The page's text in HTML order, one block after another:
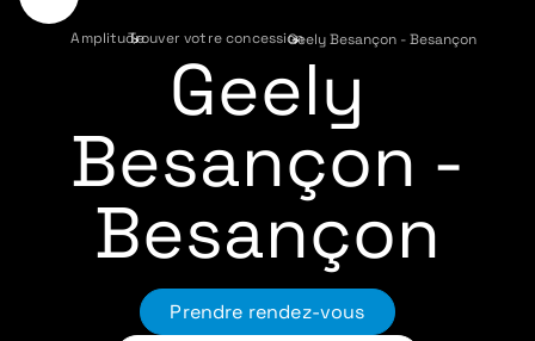
Amplitude
›
Trouver votre concession
›
Geely Besançon - Besançon
Geely
Besançon -
Besançon
Prendre rendez-vous